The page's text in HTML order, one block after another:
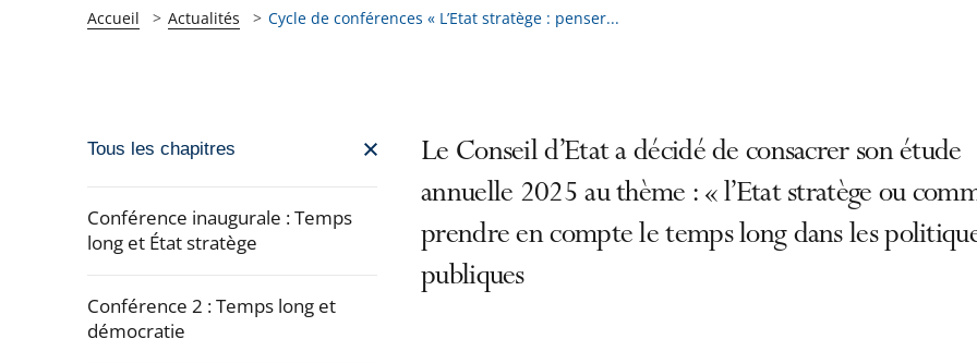
Accueil Actualités Cycle de conférences « L’Etat stratège : penser...
Passer
navigation
de
pour
arriver
Tous les chapitres
Conférence inaugurale : Temps
long et État stratège
Conférence 2 : Temps long et
démocratie
Le Conseil d’Etat a décidé de consacrer son étude
annuelle 2025 au thème : « l’Etat stratège ou
prendre en compte le temps long dans les
publiques